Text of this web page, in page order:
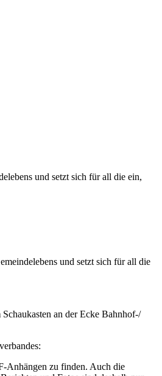
und setzt sich für all die ein,
und setzt sich für all die
an der Ecke Bahnhof-/
Anhängen zu finden. Auch die